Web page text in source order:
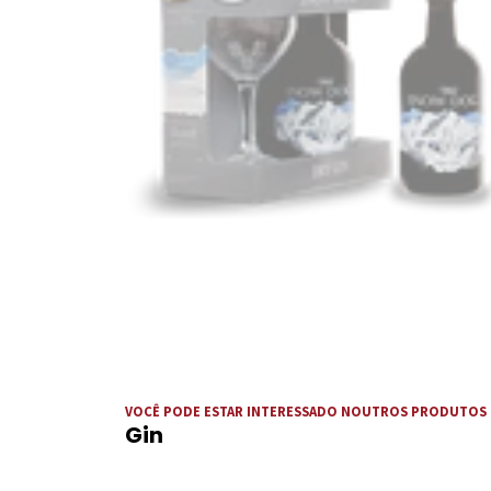
VOCÊ PODE ESTAR INTERESSADO NOUTROS PRODUTOS
Gin